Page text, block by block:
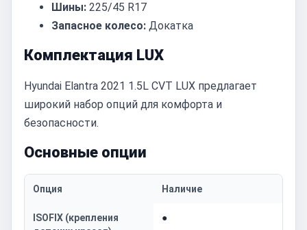
Шины: 225/45 R17
Запасное колесо: Докатка
Комплектация LUX
Hyundai Elantra 2021 1.5L CVT LUX предлагает
широкий набор опций для комфорта и
безопасности.
Основные опции
Опция Наличие
ISOFIX (крепления
●